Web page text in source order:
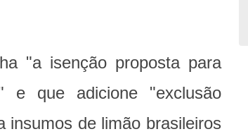
"a isenção proposta para
e que adicione "exclusão
insumos de limão brasileiros